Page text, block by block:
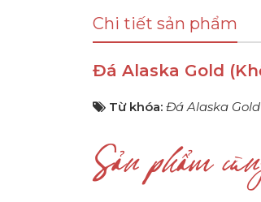
Chi tiết sản phẩm
Đá Alaska Gold
Từ khóa: Đá Alaska
Sản phẩm